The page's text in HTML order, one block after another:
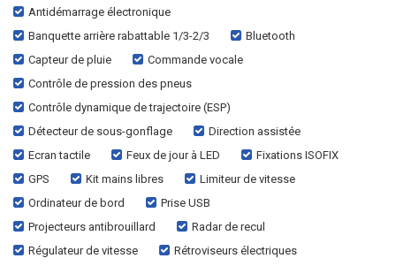
Antidémarrage électronique
Banquette arrière rabattable 1/3-2/3
Bluetooth
Capteur de pluie
Commande vocale
Contrôle de pression des pneus
Contrôle dynamique de trajectoire (ESP)
Détecteur de sous-gonflage
Direction assistée
Ecran tactile
Feux de jour à LED
Fixations ISOFIX
GPS
Kit mains libres
Limiteur de vitesse
Ordinateur de bord
Prise USB
Projecteurs antibrouillard
Radar de recul
Régulateur de vitesse
Rétroviseurs électriques